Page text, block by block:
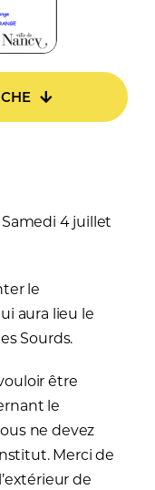
4 juillet
le
aura lieu le
Sourds.
être
le
ne devez
Merci de
de